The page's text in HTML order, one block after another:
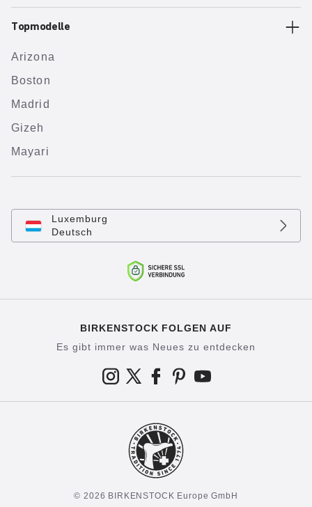
Topmodelle
Arizona
Boston
Madrid
Gizeh
Mayari
Luxemburg
Deutsch
BIRKENSTOCK FOLGEN AUF
Es gibt immer was Neues zu entdecken
© 2026 BIRKENSTOCK Europe GmbH